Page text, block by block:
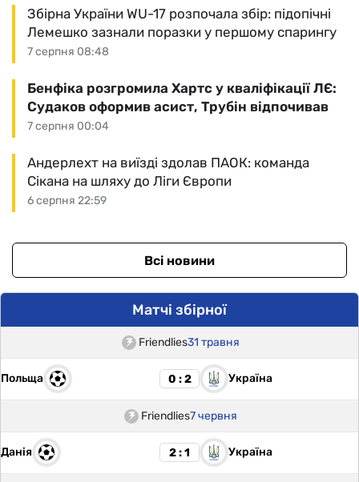
7 серпня 08:48
Збірна України WU-17 розпочала збір: підопічні
Лемешко зазнали поразки у першому спарингу
7 серпня 00:04
Бенфіка розгромила Хартс у кваліфікації ЛЄ:
Судаков оформив асист, Трубін відпочивав
6 серпня 22:59
Андерлехт на виїзді здолав ПАОК: команда
Сікана на шляху до Ліги Європи
Всі новини
Матчі збірної
Friendlies31 травня
Польща 0 : 2 Україна
Friendlies7 червня
Данія 2 : 1 Україна